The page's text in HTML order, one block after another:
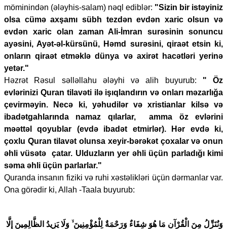
möminindən (ələyhis-salam) nəql ediblər: "Sizin bir istəyiniz
olsa cümə axşamı sübh tezdən evdən xaric olsun və
evdən xaric olan zaman Ali-İmran surəsinin sonuncu
ayəsini, Ayət-əl-kürsünü, Həmd surəsini, qiraət etsin ki,
onların qiraət etməklə dünya və axirət hacətləri yerinə
yetər."
Həzrət Rəsul səlləllahu ələyhi və alih buyurub: " Öz
evlərinizi Quran tilavəti ilə işıqlandırın və onları məzarlığa
çevirməyin. Necə ki, yəhudilər və xristianlar kilsə və
ibadətgahlarında namaz qılarlar, amma öz evlərini
məəttəl qoyublar (evdə ibadət etmirlər). Hər evdə ki,
çoxlu Quran tilavət olunsa xeyir-bərəkət çoxalar və onun
əhli vüsətə çatar. Ulduzların yer əhli üçün parladığı kimi
səma əhli üçün parlarlar."
Quranda insanın fiziki və ruhi xəstəlikləri üçün dərmanlar var.
Ona görədir ki, Allah -Taala buyurub:
وَنُنَزِّلُ مِنَ الْقُرْآنِ مَا هُوَ شِفَاءٌ وَرَحْمَةٌ لِلْمُؤْمِنِينَ ۙ وَلَا يَزِيدُ الظَّالِمِينَ إِلَّا